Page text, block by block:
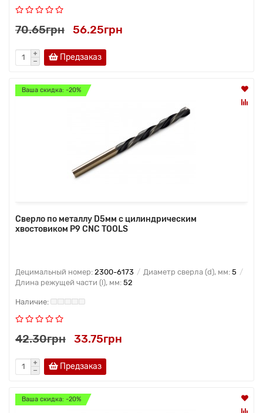
70.65грн 56.25грн
Предзаказ
Ваша скидка: -20%
Сверло по металлу D5мм с цилиндрическим
хвостовиком Р9 CNC TOOLS
Децимальный номер: 2300-6173 Диаметр сверла (d), мм: 5
Длина режущей части (l), мм: 52
42.30грн 33.75грн
Предзаказ
Ваша скидка: -20%